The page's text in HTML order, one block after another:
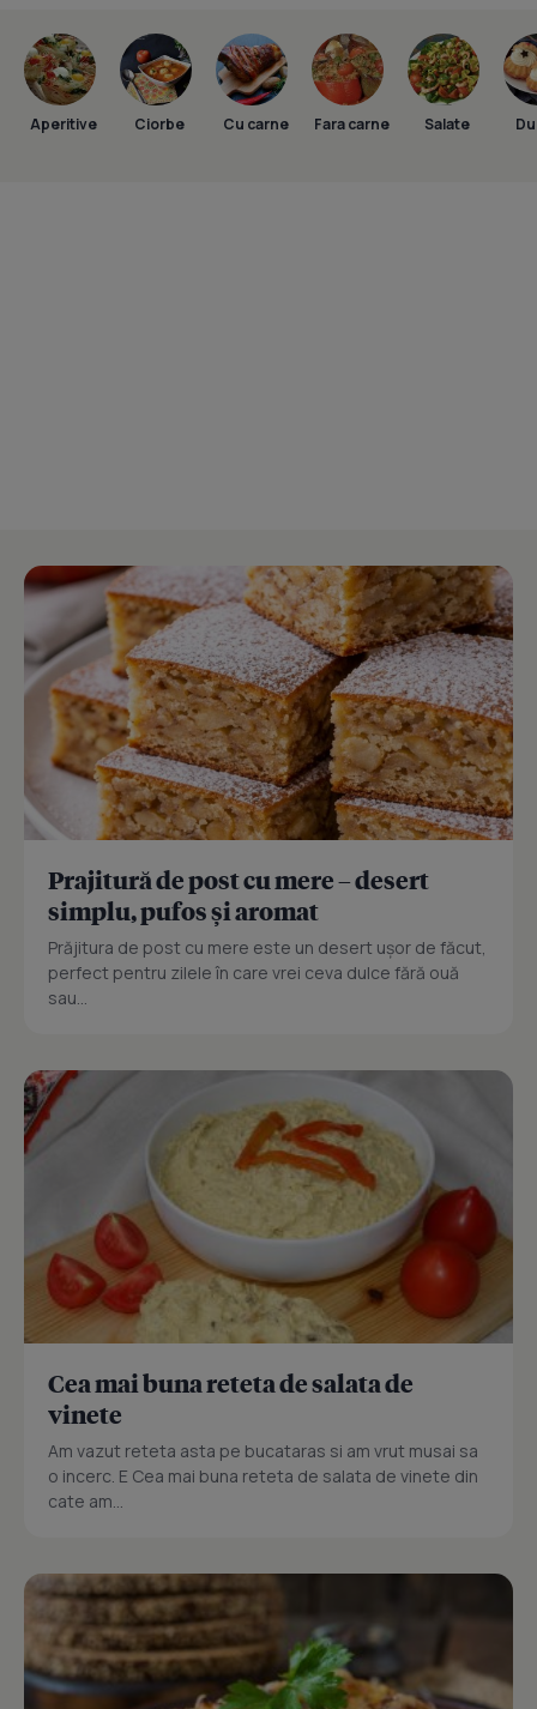
Aperitive Ciorbe Cu carne Fara carne Salate
Prajitură de post cu mere – desert
simplu, pufos și aromat
Prăjitura de post cu mere este un desert ușor de făcut,
perfect pentru zilele în care vrei ceva dulce fără ouă
sau...
Cea mai buna reteta de salata de
vinete
Am vazut reteta asta pe bucataras si am vrut musai sa
o incerc. E Cea mai buna reteta de salata de vinete din
cate am...